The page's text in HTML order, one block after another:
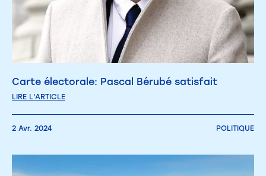
Carte électorale: Pascal Bérubé satisfait
LIRE L'ARTICLE
2 Avr. 2024 POLITIQUE